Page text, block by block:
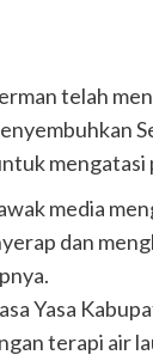
telah
media
dan
Yasa
terapi air